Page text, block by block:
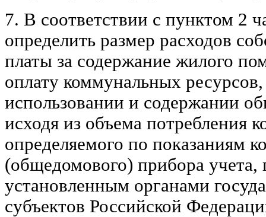
7. В соответствии с пунктом 2
определить размер расходов
платы за содержание жилого
оплату коммунальных
использовании и содержании
исходя из объема потребления
определяемого по показаниям
(общедомового) прибора учета,
установленным органами
субъектов Российской